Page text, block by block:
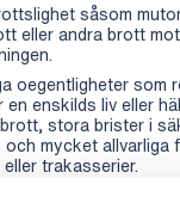
såsom
eller andra brott
oegentligheter som
en enskilds liv eller
stora brister i
mycket allvarliga
trakasserier.